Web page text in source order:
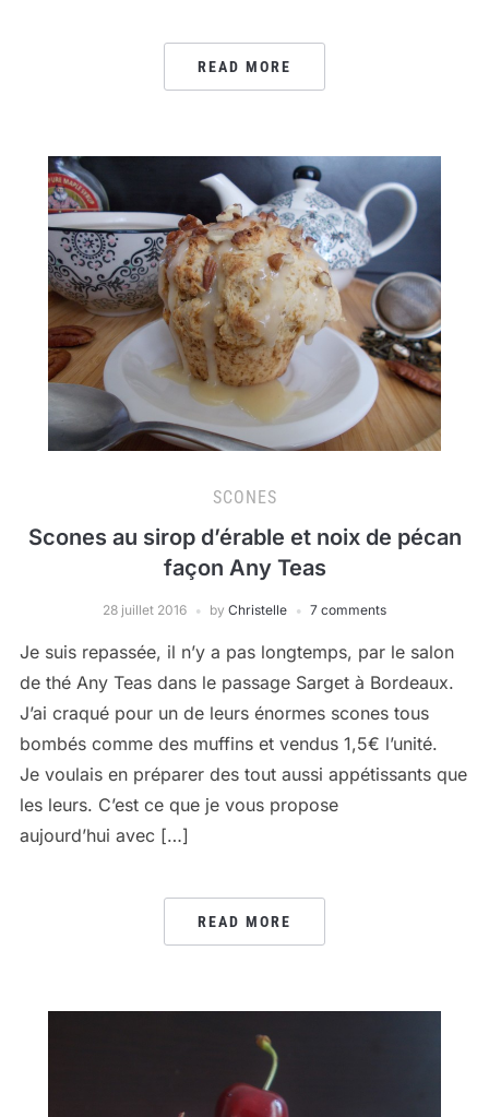
READ MORE
SCONES
Scones au sirop d’érable et noix de pécan
façon Any Teas
28 juillet 2016 by Christelle 7 comments
Je suis repassée, il n’y a pas longtemps, par le salon
de thé Any Teas dans le passage Sarget à Bordeaux.
J’ai craqué pour un de leurs énormes scones tous
bombés comme des muffins et vendus 1,5€ l’unité.
Je voulais en préparer des tout aussi appétissants que
les leurs. C’est ce que je vous propose
aujourd’hui avec […]
READ MORE